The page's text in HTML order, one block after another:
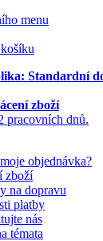
menu
Standardní
zboží
pracovních dnů.
objednávka?
zboží
na dopravu
platby
nás
témata